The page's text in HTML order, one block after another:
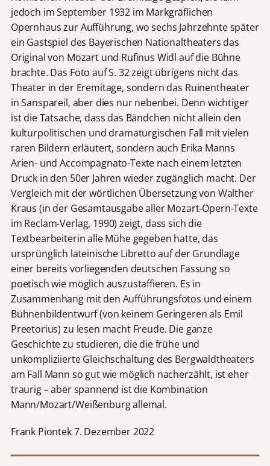
jedoch im September 1932 im Markgräflichen
Opernhaus zur Aufführung, wo sechs Jahrzehnte später
ein Gastspiel des Bayerischen Nationaltheaters das
Original von Mozart und Rufinus Widl auf die Bühne
brachte. Das Foto auf S. 32 zeigt übrigens nicht das
Theater in der Eremitage, sondern das Ruinentheater
in Sanspareil, aber dies nur nebenbei. Denn wichtiger
ist die Tatsache, dass das Bändchen nicht allein den
kulturpolitischen und dramaturgischen Fall mit vielen
raren Bildern erläutert, sondern auch Erika Manns
Arien- und Accompagnato-Texte nach einem letzten
Druck in den 50er Jahren wieder zugänglich macht. Der
Vergleich mit der wörtlichen Übersetzung von Walther
Kraus (in der Gesamtausgabe aller Mozart-Opern-Texte
im Reclam-Verlag, 1990) zeigt, dass sich die
Textbearbeiterin alle Mühe gegeben hatte, das
ursprünglich lateinische Libretto auf der Grundlage
einer bereits vorliegenden deutschen Fassung so
poetisch wie möglich auszustaffieren. Es in
Zusammenhang mit den Aufführungsfotos und einem
Bühnenbildentwurf (von keinem Geringeren als Emil
Preetorius) zu lesen macht Freude. Die ganze
Geschichte zu studieren, die die frühe und
unkompliziierte Gleichschaltung des Bergwaldtheaters
am Fall Mann so gut wie möglich nacherzählt, ist eher
traurig – aber spannend ist die Kombination
Mann/Mozart/Weißenburg allemal.
Frank Piontek 7. Dezember 2022